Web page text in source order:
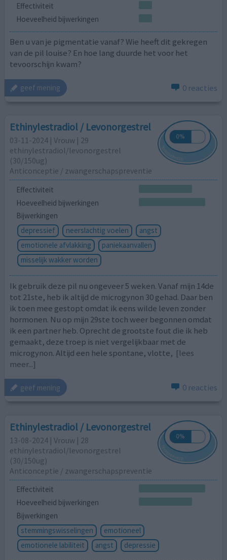
Effectiviteit
Hoeveelheid bijwerkingen
Ben u van je pigmentatie vanaf? Wie heeft dit gekregen
van de pil louise? En hoe lang duurde het voor het
tevoorschijn kwam?
geef mening 0 reacties
Ethinylestradiol / Levonorgestrel
03-11-2024 | Vrouw | 29
ethinylestradiol/levonorgestrel
(30/150ug)
Anticonceptie / zwangerschapspreventie
Effectiviteit
Hoeveelheid bijwerkingen
Bijwerkingen
depressief
neerslachtig voelen
angst
emotionele afvlakking
paniekaanvallen
misselijk wakker worden
Ik gebruik deze pil nu ongeveer 5 weken. Vanaf mijn 14de
tot 21ste, heb ik altijd de microgynon 30 gehad. Daar ben
ik toen mee gestopt omdat ik eens wilde leven zonder
hormonen. Nu op mijn 29ste toch weer begonnen omdat
ik een partner heb. Oprecht de grootste fout die ik heb
gemaakt, deze troep is niet vergelijkbaar met de
microgynon. Altijd een hele spontane, vlotte, [lees
meer...]
geef mening 0 reacties
Ethinylestradiol / Levonorgestrel
13-08-2024 | Vrouw | 28
ethinylestradiol/levonorgestrel
(30/150ug)
Anticonceptie / zwangerschapspreventie
Effectiviteit
Hoeveelheid bijwerkingen
Bijwerkingen
stemmingswisselingen
emotioneel
emotionele labiliteit
angst depressie